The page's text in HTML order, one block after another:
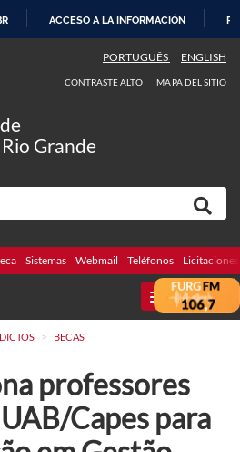
CONTENIDO
ACCESO A LA INFORMACIÓN
PORTUGUÊS ENGLISH
CONTRASTE ALTO MAPA DEL SITIO
Grande
Sistemas Webmail Teléfonos Licitaciones
MENU
> BECAS
professores
Capes para